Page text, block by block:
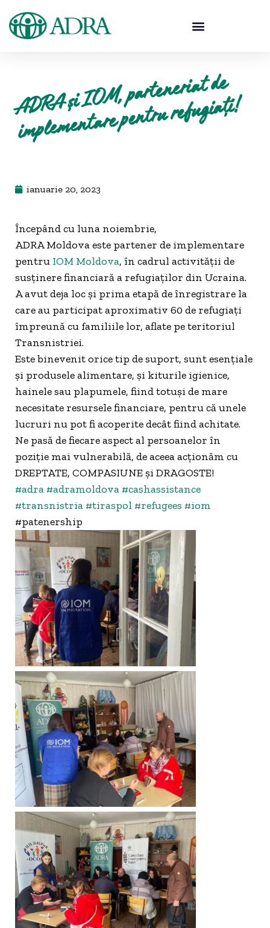
A
DR
A și
I
O
M, parteneriat de
i
mple
mentare pentru refugiați!
ianuarie 20, 2023
Începând cu luna noiembrie,
ADRA Moldova este partener de implementare
pentru IOM Moldova, în cadrul activității de
susținere financiară a refugiaților din Ucraina.
A avut deja loc și prima etapă de înregistrare la
care au participat aproximativ 60 de refugiați
împreună cu familiile lor, aflate pe teritoriul
Transnistriei.
Este binevenit orice tip de suport, sunt esențiale
și produsele alimentare, și kiturile igienice,
hainele sau plapumele, fiind totuși de mare
necesitate resursele financiare, pentru că unele
lucruri nu pot fi acoperite decât fiind achitate.
Ne pasă de fiecare aspect al persoanelor în
poziție mai vulnerabilă, de aceea acționăm cu
DREPTATE, COMPASIUNE și DRAGOSTE!
#adra #adramoldova #cashassistance
#transnistria #tiraspol #refugees #iom
#patenership